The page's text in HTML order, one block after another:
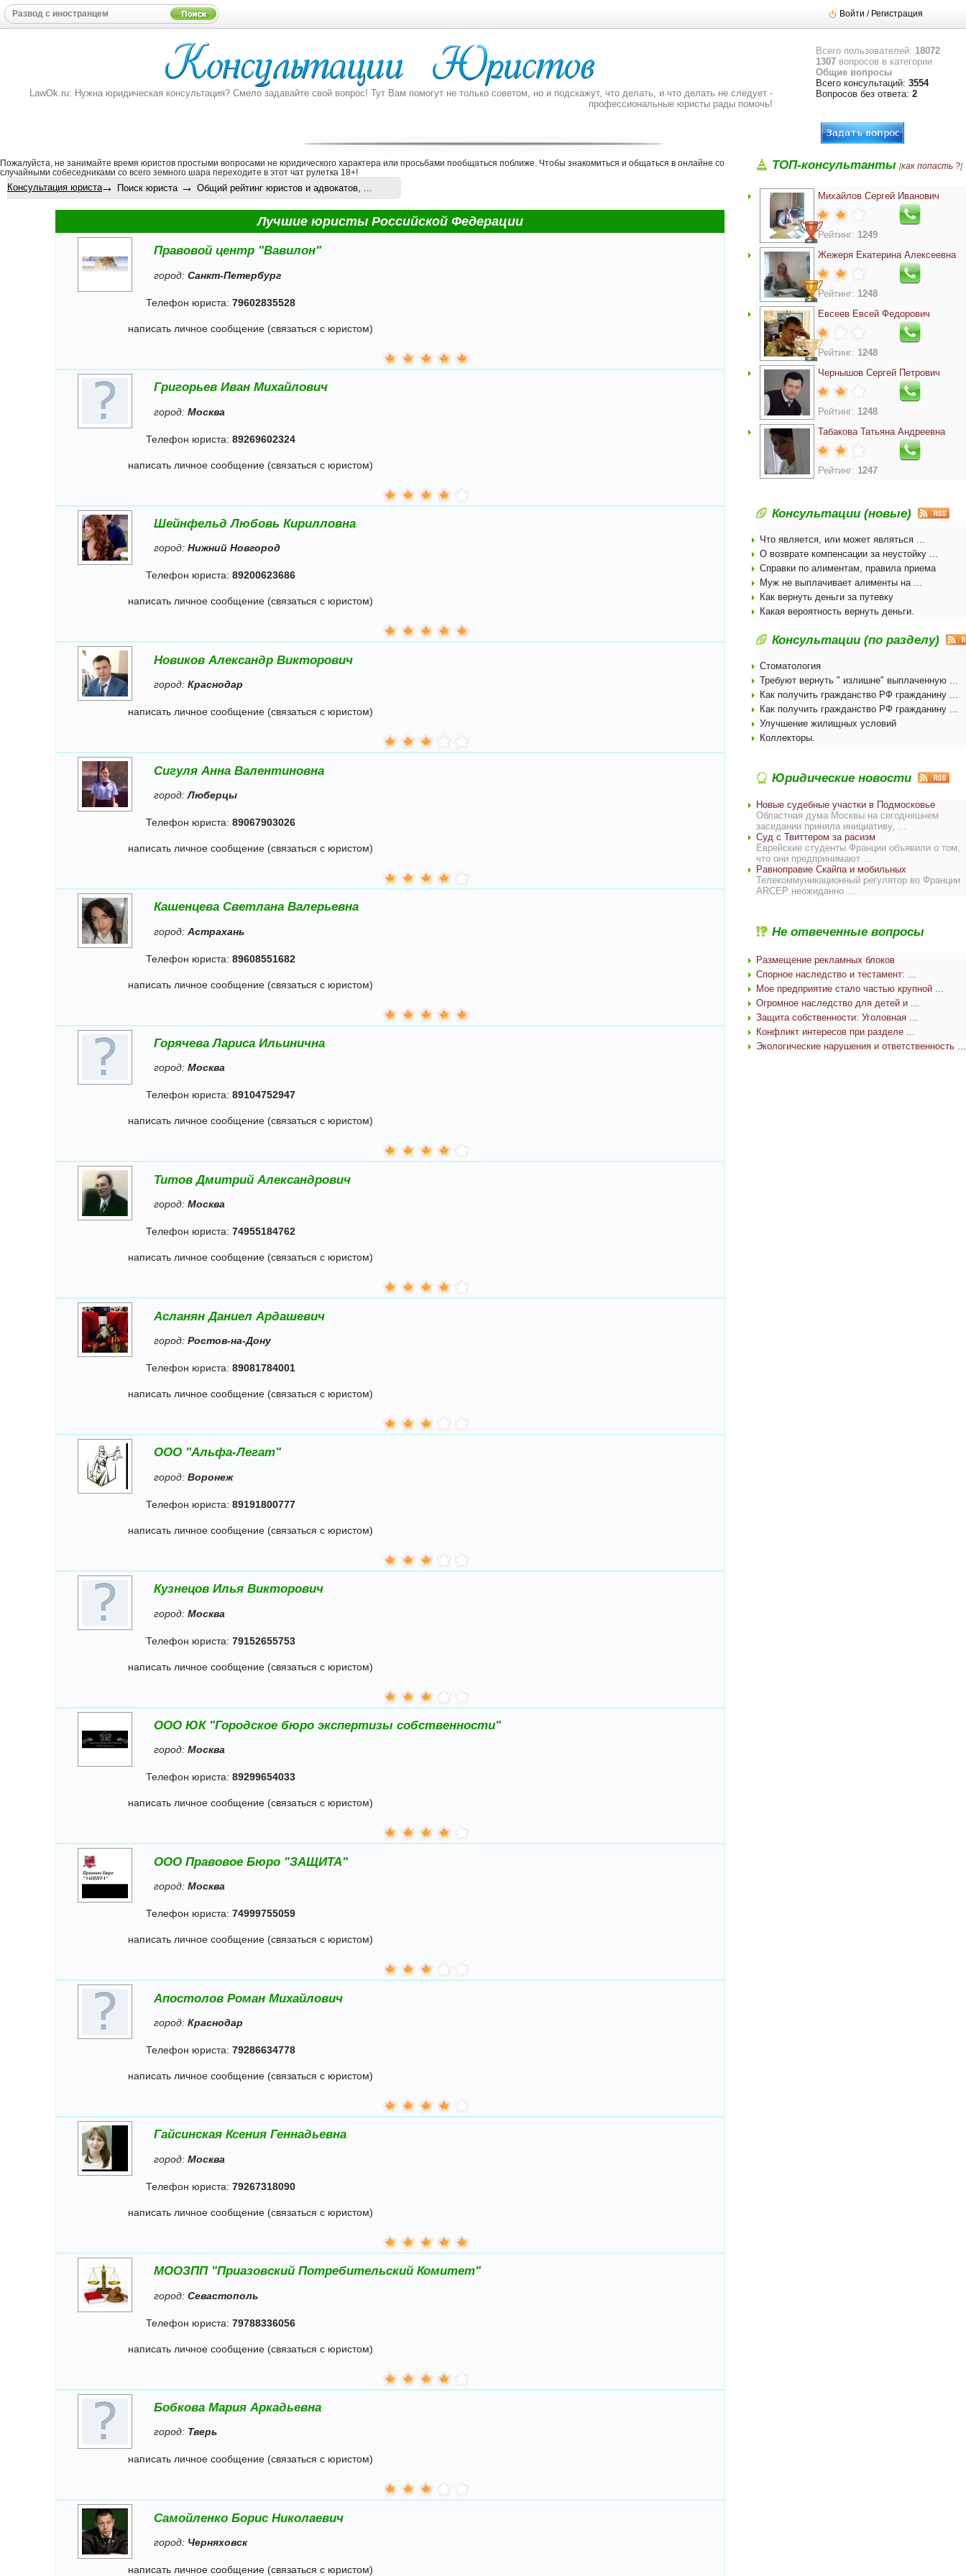
Всего пользователей: 18072
1307 вопросов в категории
Общие вопросы
Всего консультаций:3554
Вопросов без ответа:2
LawOk.ru: Нужна юридическая консультация? Смело задавайте свой вопрос! Тут Вам помогут не только советом, но и подскажут, что делать, и что делать не следует -
профессиональные юристы рады помочь!
ТОП-консультанты [как попасть ?]
Михайлов Сергей Иванович
Рейтинг: 1249
Жежеря Екатерина Алексеевна
Рейтинг: 1248
Евсеев Евсей Федорович
Рейтинг: 1248
Чернышов Сергей Петрович
Рейтинг: 1248
Табакова Татьяна Андреевна
Рейтинг: 1247
Консультации (новые)
Что является, или может являться ...
О возврате компенсации за неустойку ...
Справки по алиментам, правила приема
Муж не выплачивает алименты на ...
Как вернуть деньги за путевку
Какая вероятность вернуть деньги.
Консультации (по разделу)
Стоматология
Требуют вернуть " излишне" выплаченную ...
Как получить гражданство РФ гражданину ...
Как получить гражданство РФ гражданину ...
Улучшение жилищных условий
Коллекторы.
Юридические новости
Новые судебные участки в Подмосковье
Областная дума Москвы на сегодняшнем
заседании приняла инициативу, ...
Суд с Твиттером за расизм
Еврейские студенты Франции объявили о том,
что они предпринимают ...
Равноправие Скайпа и мобильных
Телекоммуникационный регулятор во Франции
ARCEP неожиданно ...
Не отвеченные вопросы
Размещение рекламных блоков
Спорное наследство и тестамент: ...
Мое предприятие стало частью крупной ...
Огромное наследство для детей и ...
Защита собственности: Уголовная ...
Конфликт интересов при разделе ...
Экологические нарушения и ответственность ...
Пожалуйста, не занимайте время юристов простыми вопросами не юридического характера или просьбами пообщаться поближе. Чтобы знакомиться и общаться в онлайне со
случайными собеседниками со всего земного шара переходите в этот чат рулетка 18+!
Консультация юриста→ Поиск юриста → Общий рейтинг юристов и адвокатов, ...
Лучшие юристы Российской Федерации
Правовой центр "Вавилон"
город:Санкт-Петербург
Телефон юриста:79602835528
написать личное сообщение (связаться с юристом)
Григорьев Иван Михайлович
город:Москва
Телефон юриста:89269602324
написать личное сообщение (связаться с юристом)
Шейнфельд Любовь Кирилловна
город:Нижний Новгород
Телефон юриста:89200623686
написать личное сообщение (связаться с юристом)
Новиков Александр Викторович
город:Краснодар
написать личное сообщение (связаться с юристом)
Сигуля Анна Валентиновна
город:Люберцы
Телефон юриста:89067903026
написать личное сообщение (связаться с юристом)
Кашенцева Светлана Валерьевна
город:Астрахань
Телефон юриста:89608551682
написать личное сообщение (связаться с юристом)
Горячева Лариса Ильинична
город:Москва
Телефон юриста:89104752947
написать личное сообщение (связаться с юристом)
Титов Дмитрий Александрович
город:Москва
Телефон юриста:74955184762
написать личное сообщение (связаться с юристом)
Асланян Даниел Ардашевич
город:Ростов-на-Дону
Телефон юриста:89081784001
написать личное сообщение (связаться с юристом)
ООО "Альфа-Легат"
город:Воронеж
Телефон юриста:89191800777
написать личное сообщение (связаться с юристом)
Кузнецов Илья Викторович
город:Москва
Телефон юриста:79152655753
написать личное сообщение (связаться с юристом)
ООО ЮК "Городское бюро экспертизы собственности"
город:Москва
Телефон юриста:89299654033
написать личное сообщение (связаться с юристом)
ООО Правовое Бюро "ЗАЩИТА"
город:Москва
Телефон юриста:74999755059
написать личное сообщение (связаться с юристом)
Апостолов Роман Михайлович
город:Краснодар
Телефон юриста:79286634778
написать личное сообщение (связаться с юристом)
Гайсинская Ксения Геннадьевна
город:Москва
Телефон юриста:79267318090
написать личное сообщение (связаться с юристом)
МООЗПП "Приазовский Потребительский Комитет"
город:Севастополь
Телефон юриста:79788336056
написать личное сообщение (связаться с юристом)
Бобкова Мария Аркадьевна
город: Тверь
написать личное сообщение (связаться с юристом)
Самойленко Борис Николаевич
город: Черняховск
написать личное сообщение (связаться с юристом)
Войти / Регистрация